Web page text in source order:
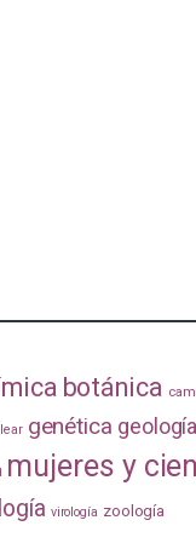
botánica
genética
mujeres y
virología zoología